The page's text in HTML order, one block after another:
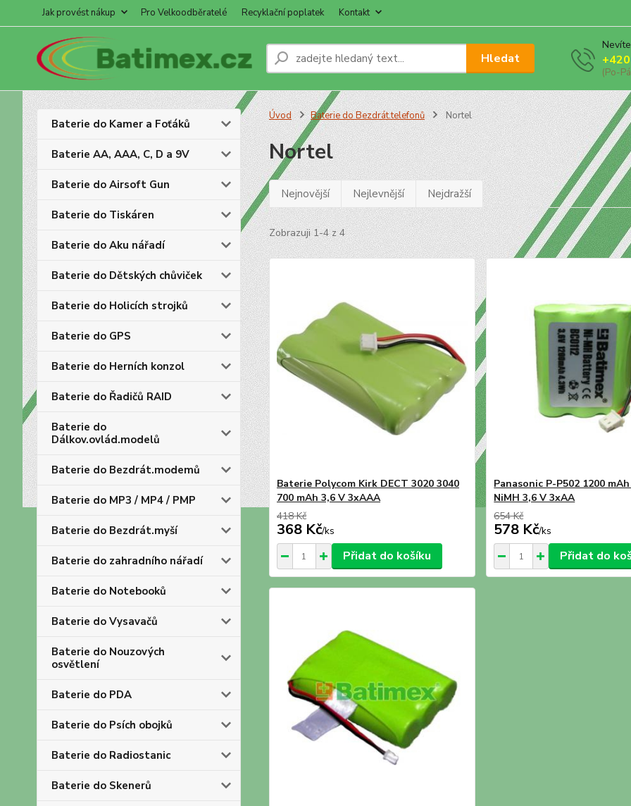
Jak provést nákup Pro Velkoodběratelé Recyklační poplatek Kontakt
Hledat
(Po-
Baterie do Kamer a Foťáků
Baterie AA, AAA, C, D a 9V
Baterie do Airsoft Gun
Baterie do Tiskáren
Baterie do Aku nářadí
Baterie do Dětských chůviček
Baterie do Holicích strojků
Baterie do GPS
Baterie do Herních konzol
Baterie do Řadičů RAID
Baterie do
Dálkov.ovlád.modelů
Baterie do Bezdrát.modemů
Baterie do MP3 / MP4 / PMP
Baterie do Bezdrát.myší
Baterie do zahradního nářadí
Baterie do Notebooků
Baterie do Vysavačů
Baterie do Nouzových
osvětlení
Baterie do PDA
Baterie do Psích obojků
Baterie do Radiostanic
Baterie do Skenerů
Úvod Baterie do Bezdrát.telefonů Nortel
Nortel
Nejnovější Nejlevnější Nejdražší
Zobrazuji 1-4 z 4
Baterie Polycom Kirk DECT 3020 3040
700 mAh 3,6 V 3xAAA
418 Kč
368 Kč/ks
Přidat do košíku
Panasonic P-P502 1200
NiMH 3,6 V 3xAA
654 Kč
578 Kč/ks
Přidat do